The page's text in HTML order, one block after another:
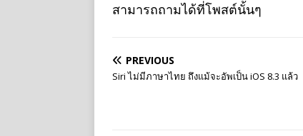
สามารถถามได้ที่โพสต์นั้นๆ
PREVIOUS
Siri ไม่มีภาษาไทย ถึงแม้จะอัพเป็น iOS 8.3 แล้ว